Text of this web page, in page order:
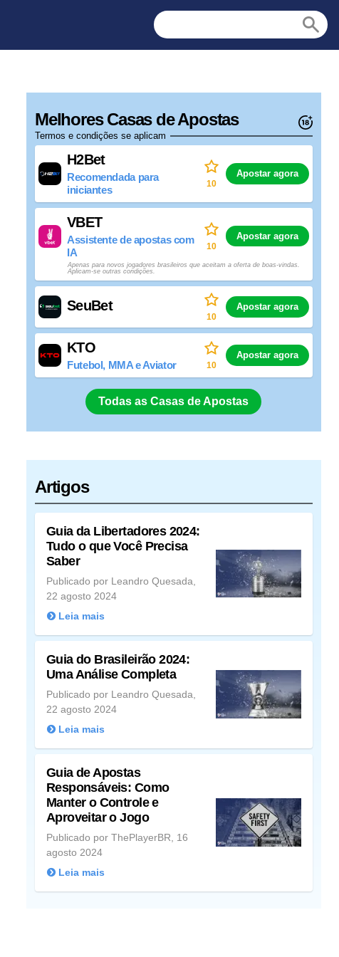
Melhores Casas de Apostas
Termos e condições se aplicam
H2Bet
Recomendada para
iniciantes
10
Apostar agora
VBET
Assistente de apostas com
IA
10
Apostar agora
Apenas para novos jogadores brasileiros que aceitam a oferta de boas-vindas.
Aplicam-se outras condições.
SeuBet
10
Apostar agora
KTO
Futebol, MMA e Aviator 10
Apostar agora
Todas as Casas de Apostas
Artigos
Guia da Libertadores 2024:
Tudo o que Você Precisa
Saber
Publicado por Leandro Quesada,
22 agosto 2024
Leia mais
Guia do Brasileirão 2024:
Uma Análise Completa
Publicado por Leandro Quesada,
22 agosto 2024
Leia mais
Guia de Apostas
Responsáveis: Como
Manter o Controle e
Aproveitar o Jogo
Publicado por ThePlayerBR, 16
agosto 2024
Leia mais